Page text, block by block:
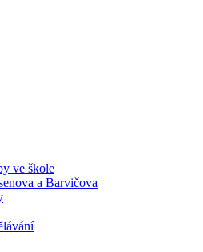
ve škole
a Barvičova